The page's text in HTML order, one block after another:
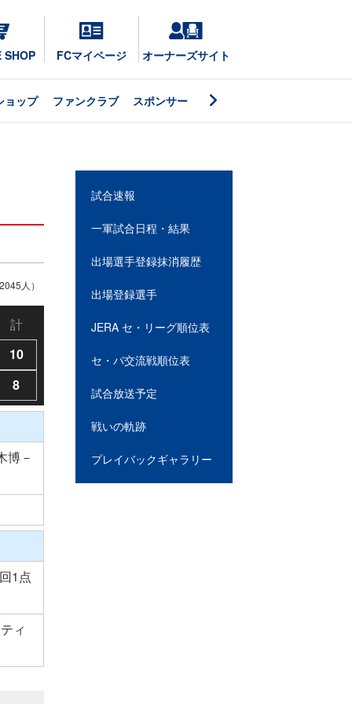
SHOP FCマイページ オーナーズサイト
ョップ ファンクラブ スポンサー
人）
計
10
8
博－
1点
ィ
試合速報
一軍試合日程・結果
出場選手登録抹消履歴
出場登録選手
JERA セ・リーグ順位表
セ・パ交流戦順位表
試合放送予定
戦いの軌跡
プレイバックギャラリー